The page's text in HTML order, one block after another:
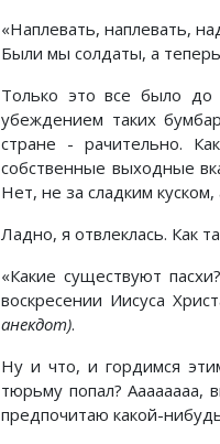
«Наплевать, наплевать,
Были мы солдаты, а
Только это все было до
убеждением таких
стране - рачительно.
собственные выходные
Нет, не за сладким
Ладно, я отвлеклась. Как
«Какие существуют
воскресении Иисуса
анекдот).
Ну и что, и гордимся
тюрьму попал? Аааааааа,
предпочитаю какой-